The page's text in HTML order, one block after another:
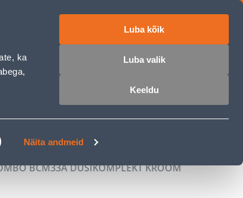
ka
Näita andmeid
Luba kõik
Luba valik
Keeldu
BCM33A DUŠIKOMPLEKT KROOM